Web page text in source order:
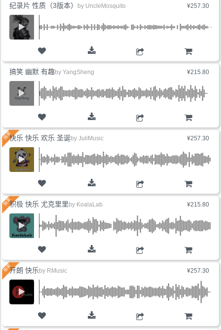
¥257.30
购物车
纪录片 性质（3版本） by UncleMosquito
¥215.80
购物车
搞笑 幽默 有趣by YangSheng
¥257.30
购物车
快乐 快乐 欢乐 圣诞by JuliMusic
¥215.80
购物车
积极 快乐 尤克里里 by KoalaLab
¥257.30
购物车
开朗 快乐 by RMusic